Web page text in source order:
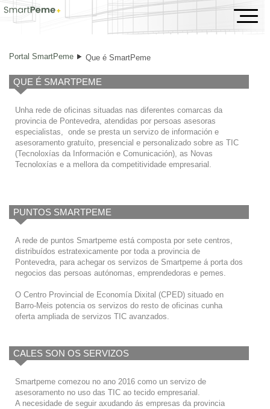
Que é SmartPeme
Portal SmartPeme Que é SmartPeme
QUE É SMARTPEME
Unha rede de oficinas situadas nas diferentes comarcas da
provincia de Pontevedra, atendidas por persoas asesoras
especialistas, onde se presta un servizo de información e
asesoramento gratuíto, presencial e personalizado sobre as TIC
(Tecnoloxías da Información e Comunicación), as Novas
Tecnoloxías e a mellora da competitividade empresarial.
PUNTOS SMARTPEME
A rede de puntos Smartpeme está composta por sete centros,
distribuídos estratexicamente por toda a provincia de
Pontevedra, para achegar os servizos de Smartpeme á porta dos
negocios das persoas autónomas, emprendedoras e pemes.
O Centro Provincial de Economía Dixital (CPED) situado en
Barro-Meis potencia os servizos do resto de oficinas cunha
oferta ampliada de servizos TIC avanzados.
CALES SON OS SERVIZOS
Smartpeme comezou no ano 2016 como un servizo de
asesoramento no uso das TIC ao tecido empresarial.
A necesidade de seguir axudando ás empresas da provincia